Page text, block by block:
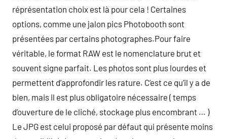
réprésentation choix est là pour cela ! Certaines
options, comme une jalon pics Photobooth sont
présentées par certains photographes.Pour faire
véritable, le format RAW est le nomenclature brut et
souvent signe parfait. Les photos sont plus lourdes et
permettent d’approfondir les rature. C’est ce qu’il y a de
bien, mais il est plus obligatoire nécessaire ( temps
d’ouverture de le cliché, stockage plus encombrant … )
Le JPG est celui proposé par défaut qui présente moins